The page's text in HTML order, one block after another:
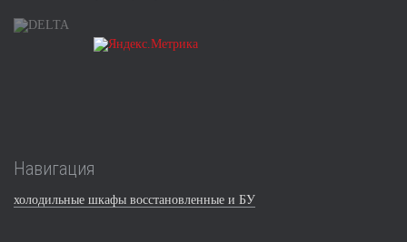
Навигация
холодильные шкафы восстановленные и БУ